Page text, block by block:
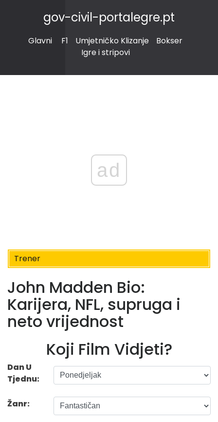
gov-civil-portalegre.pt
Glavni F1 Umjetničko Klizanje
Bokser
Igre i stripovi
ad
Trener
John Madden Bio:
Karijera, NFL, supruga i
neto vrijednost
Koji Film Vidjeti?
Dan U
Tjednu:
Žanr: